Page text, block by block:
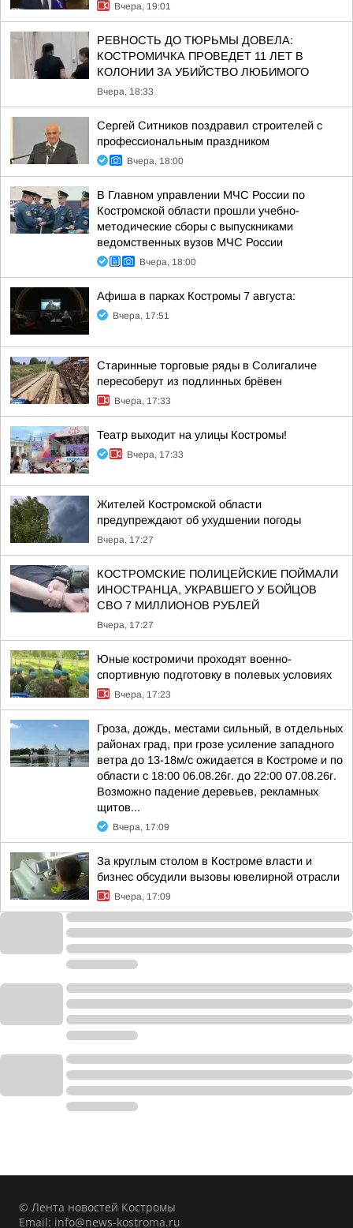
Вчера, 19:01
РЕВНОСТЬ ДО ТЮРЬМЫ ДОВЕЛА:
КОСТРОМИЧКА ПРОВЕДЕТ 11 ЛЕТ В
КОЛОНИИ ЗА УБИЙСТВО ЛЮБИМОГО
Вчера, 18:33
Сергей Ситников поздравил строителей с
профессиональным праздником
Вчера, 18:00
В Главном управлении МЧС России по
Костромской области прошли учебно-
методические сборы с выпускниками
ведомственных вузов МЧС России
Вчера, 18:00
Афиша в парках Костромы 7 августа:
Вчера, 17:51
Старинные торговые ряды в Солигаличе
пересоберут из подлинных брёвен
Вчера, 17:33
Театр выходит на улицы Костромы!
Вчера, 17:33
Жителей Костромской области
предупреждают об ухудшении погоды
Вчера, 17:27
КОСТРОМСКИЕ ПОЛИЦЕЙСКИЕ ПОЙМАЛИ
ИНОСТРАНЦА, УКРАВШЕГО У БОЙЦОВ
СВО 7 МИЛЛИОНОВ РУБЛЕЙ
Вчера, 17:27
Юные костромичи проходят военно-
спортивную подготовку в полевых условиях
Вчера, 17:23
Гроза, дождь, местами сильный, в отдельных
районах град, при грозе усиление западного
ветра до 13-18м/с ожидается в Костроме и по
области с 18:00 06.08.26г. до 22:00 07.08.26г.
Возможно падение деревьев, рекламных
щитов...
Вчера, 17:09
За круглым столом в Костроме власти и
бизнес обсудили вызовы ювелирной отрасли
Вчера, 17:09
© Лента новостей Костромы
Email: info@news-kostroma.ru